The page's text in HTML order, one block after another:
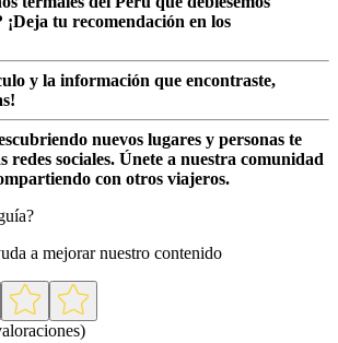
¡Deja tu recomendación en los
y la información que encontraste,
nuevos lugares y personas te
redes sociales. Únete a nuestra comunidad
con otros viajeros.
a mejorar nuestro contenido